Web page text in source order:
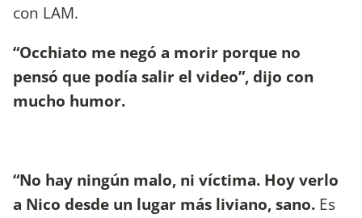
con LAM.
“Occhiato me negó a morir porque no
pensó que podía salir el video”, dijo con
mucho humor.
“No hay ningún malo, ni víctima. Hoy verlo
a Nico desde un lugar más liviano, sano. Es